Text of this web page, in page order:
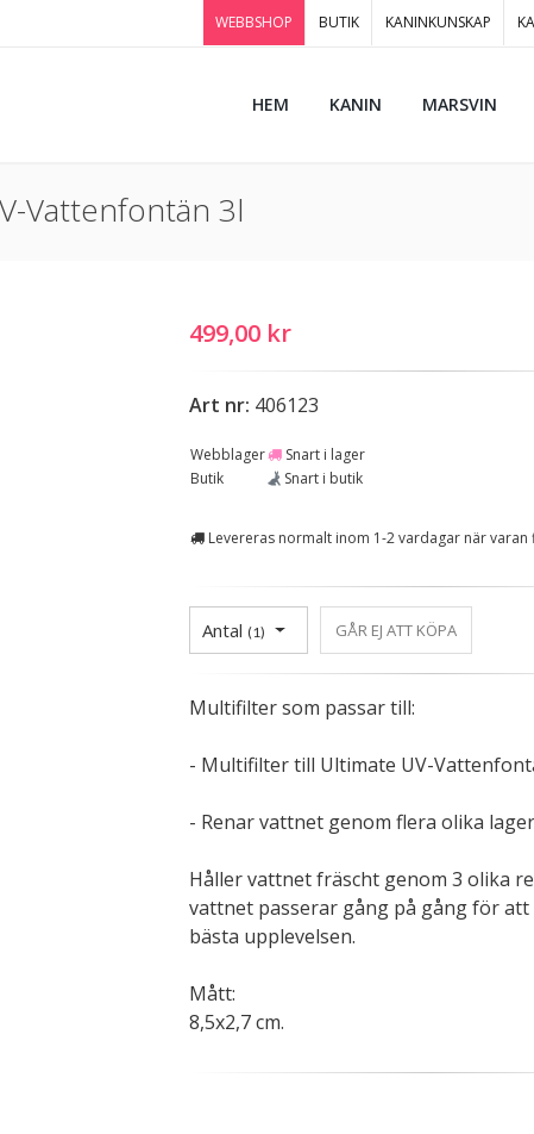
WEBBSHOP BUTIK KANINKUNSKAP
HEM KANIN MARSVIN
Vattenfontän 3l
499,00 kr
Art nr: 406123
Webblager
Snart i lager
Butik
Snart i butik
Levereras normalt inom 1-2 vardagar när varan
Antal (1) GÅR EJ ATT KÖPA
Multifilter som passar till:
- Multifilter till Ultimate UV-
- Renar vattnet genom flera olika
Håller vattnet fräscht genom 3 olika
vattnet passerar gång på gång för att
bästa upplevelsen.
Mått:
8,5x2,7 cm.